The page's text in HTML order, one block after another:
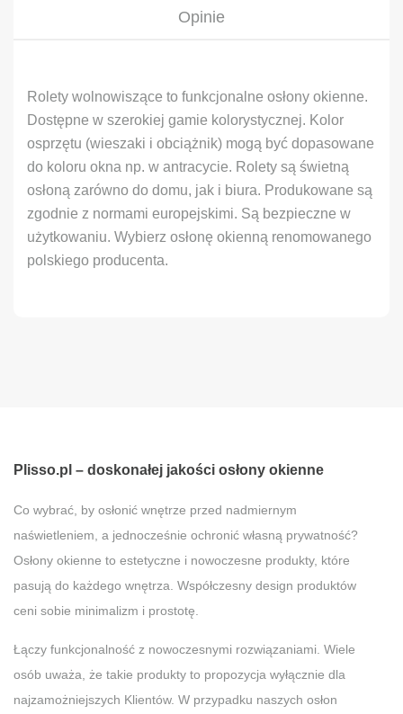
Opinie
Rolety wolnowiszące to funkcjonalne osłony okienne.
Dostępne w szerokiej gamie kolorystycznej. Kolor
osprzętu (wieszaki i obciążnik) mogą być dopasowane
do koloru okna np. w antracycie. Rolety są świetną
osłoną zarówno do domu, jak i biura. Produkowane są
zgodnie z normami europejskimi. Są bezpieczne w
użytkowaniu. Wybierz osłonę okienną renomowanego
polskiego producenta.
Plisso.pl – doskonałej jakości osłony okienne
Co wybrać, by osłonić wnętrze przed nadmiernym
naświetleniem, a jednocześnie ochronić własną prywatność?
Osłony okienne to estetyczne i nowoczesne produkty, które
pasują do każdego wnętrza. Współczesny design produktów
ceni sobie minimalizm i prostotę.
Łączy funkcjonalność z nowoczesnymi rozwiązaniami. Wiele
osób uważa, że takie produkty to propozycja wyłącznie dla
najzamożniejszych Klientów. W przypadku naszych osłon